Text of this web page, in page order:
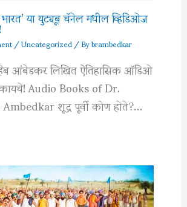
या युट्यूब चॅनेल मधील व्हिडिओज
/Uncategorized/ Bybrambedkar
आंबेडकर लिखित ऐतिहासिक ऑडिओ
Audio Books of Dr.
शूद्र पूर्वी कोण होते?…